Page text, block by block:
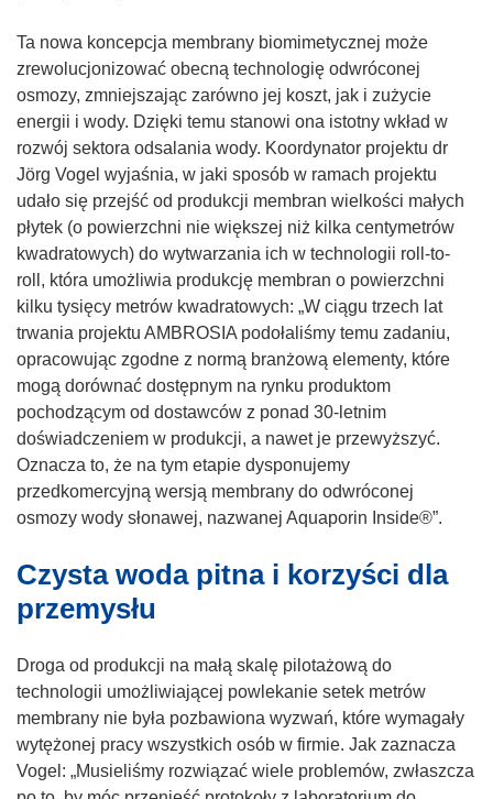
e
)
y
m
o
k
n
i
e
)
o
w
y
m
o
k
n
i
e
)
o
r
y
s
i
ę
w
n
o
w
y
m
o
k
n
i
e
)
t
w
o
r
z
y
s
i
ę
w
n
o
w
y
m
o
k
n
i
)
Ta nowa koncepcja membrany biomimetycznej może
zrewolucjonizować obecną technologię odwróconej
osmozy, zmniejszając zarówno jej koszt, jak i zużycie
energii i wody. Dzięki temu stanowi ona istotny wkład w
rozwój sektora odsalania wody. Koordynator projektu dr
Jörg Vogel wyjaśnia, w jaki sposób w ramach projektu
udało się przejść od produkcji membran wielkości małych
płytek (o powierzchni nie większej niż kilka centymetrów
kwadratowych) do wytwarzania ich w technologii roll-to-
roll, która umożliwia produkcję membran o powierzchni
kilku tysięcy metrów kwadratowych: „W ciągu trzech lat
trwania projektu AMBROSIA podołaliśmy temu zadaniu,
opracowując zgodne z normą branżową elementy, które
mogą dorównać dostępnym na rynku produktom
pochodzącym od dostawców z ponad 30-letnim
doświadczeniem w produkcji, a nawet je przewyższyć.
Oznacza to, że na tym etapie dysponujemy
przedkomercyjną wersją membrany do odwróconej
osmozy wody słonawej, nazwanej Aquaporin Inside®”.
Czysta woda pitna i korzyści dla
przemysłu
Droga od produkcji na małą skalę pilotażową do
technologii umożliwiającej powlekanie setek metrów
membrany nie była pozbawiona wyzwań, które wymagały
wytężonej pracy wszystkich osób w firmie. Jak zaznacza
Vogel: „Musieliśmy rozwiązać wiele problemów, zwłaszcza